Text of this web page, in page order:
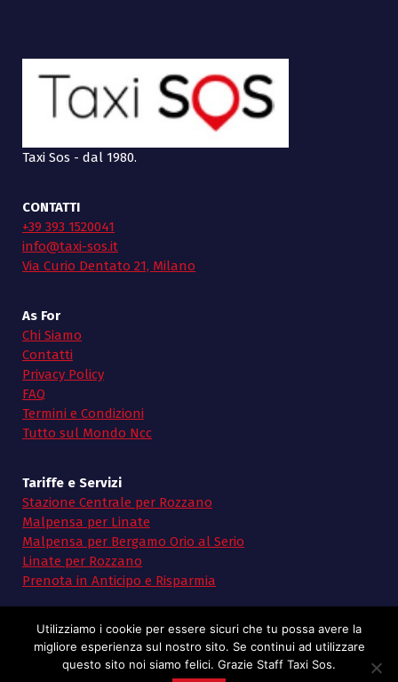
Taxi Sos - dal 1980.
CONTATTI
+39 393 1520041
info@taxi-sos.it
Via Curio Dentato 21, Milano
As For
Chi Siamo
Contatti
Privacy Policy
FAQ
Termini e Condizioni
Tutto sul Mondo Ncc
Tariffe e Servizi
Stazione Centrale per Rozzano
Malpensa per Linate
Malpensa per Bergamo Orio al Serio
Linate per Rozzano
Prenota in Anticipo e Risparmia
Utilizziamo i cookie per essere sicuri che tu possa avere la
migliore esperienza sul nostro sito. Se continui ad utilizzare
questo sito noi siamo felici. Grazie Staff Taxi Sos.